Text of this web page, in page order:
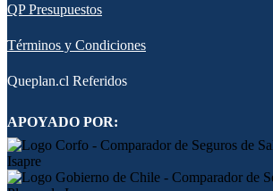
QP Presupuestos
Términos y Condiciones
Queplan.cl Referidos
APOYADO POR: